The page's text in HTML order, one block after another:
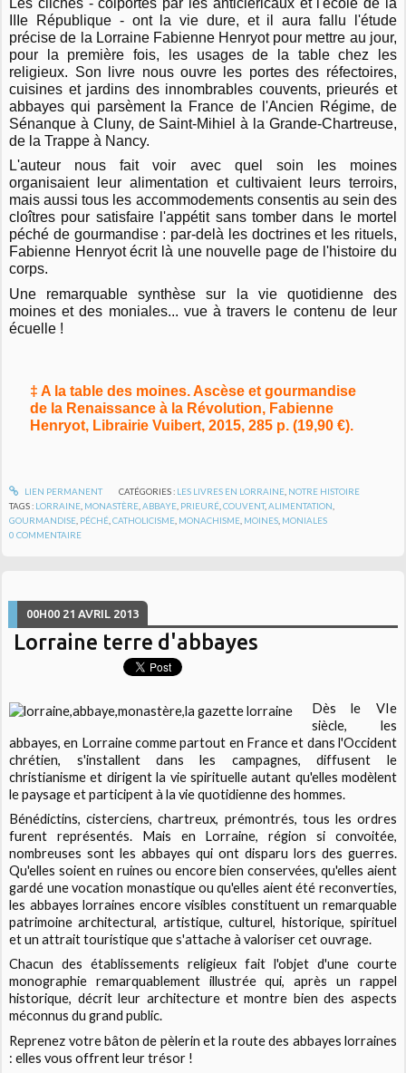
Les clichés - colportés par les anticléricaux et l'école de la
IIIe République - ont la vie dure, et il aura fallu l'étude
précise de la Lorraine Fabienne Henryot pour mettre au jour,
pour la première fois, les usages de la table chez les
religieux. Son livre nous ouvre les portes des réfectoires,
cuisines et jardins des innombrables couvents, prieurés et
abbayes qui parsèment la France de l'Ancien Régime, de
Sénanque à Cluny, de Saint-Mihiel à la Grande-Chartreuse,
de la Trappe à Nancy.
L'auteur nous fait voir avec quel soin les moines
organisaient leur alimentation et cultivaient leurs terroirs,
mais aussi tous les accommodements consentis au sein des
cloîtres pour satisfaire l'appétit sans tomber dans le mortel
péché de gourmandise : par-delà les doctrines et les rituels,
Fabienne Henryot écrit là une nouvelle page de l'histoire du
corps.
Une remarquable synthèse sur la vie quotidienne des
moines et des moniales... vue à travers le contenu de leur
écuelle !
‡ A la table des moines. Ascèse et gourmandise
de la Renaissance à la Révolution, Fabienne
Henryot, Librairie Vuibert, 2015, 285 p. (19,90 €).
LIEN PERMANENT CATÉGORIES : LES LIVRES EN LORRAINE, NOTRE HISTOIRE
TAGS : LORRAINE MONASTÈRE ,ABBAYE PRIEURÉ ,COUVENT,ALIMENTATION
GOURMANDISE PÉCHÉ ,CATHOLICISME MONACHISME MOINES MONIALES
0 COMMENTAIRE
00H00 21 AVRIL 2013
Lorraine terre d'abbayes
Dès le VIe
siècle, les
abbayes, en Lorraine comme partout en France et dans l'Occident
chrétien, s'installent dans les campagnes, diffusent le
christianisme et dirigent la vie spirituelle autant qu'elles modèlent
le paysage et participent à la vie quotidienne des hommes.
Bénédictins, cisterciens, chartreux, prémontrés, tous les ordres
furent représentés. Mais en Lorraine, région si convoitée,
nombreuses sont les abbayes qui ont disparu lors des guerres.
Qu'elles soient en ruines ou encore bien conservées, qu'elles aient
gardé une vocation monastique ou qu'elles aient été reconverties,
les abbayes lorraines encore visibles constituent un remarquable
patrimoine architectural, artistique, culturel, historique, spirituel
et un attrait touristique que s'attache à valoriser cet ouvrage.
Chacun des établissements religieux fait l'objet d'une courte
monographie remarquablement illustrée qui, après un rappel
historique, décrit leur architecture et montre bien des aspects
méconnus du grand public.
Reprenez votre bâton de pèlerin et la route des abbayes lorraines
: elles vous offrent leur trésor !